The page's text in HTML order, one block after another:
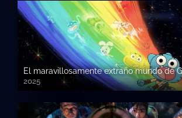
El maravillosamente extraño mundo de
2025